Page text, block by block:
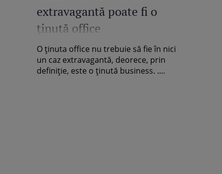
extravagantă poate fi o
ţinută office
O ţinuta office nu trebuie să fie în nici
un caz extravagantă, deorece, prin
definiţie, este o ţinută business. ....